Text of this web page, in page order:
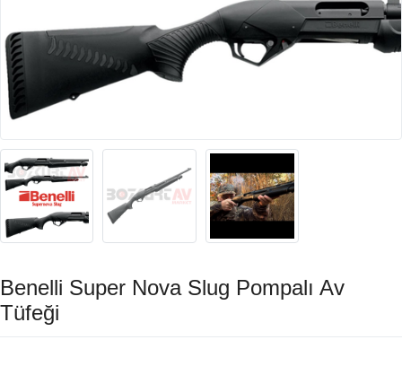
Benelli Super Nova Slug Pompalı Av
Tüfeği